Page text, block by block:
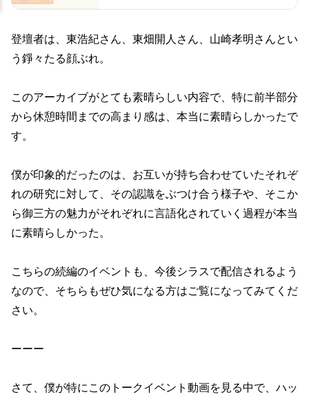
登壇者は、東浩紀さん、東畑開人さん、山崎孝明さんとい
う錚々たる顔ぶれ。
このアーカイブがとても素晴らしい内容で、特に前半部分
から休憩時間までの高まり感は、本当に素晴らしかったで
す。
僕が印象的だったのは、お互いが持ち合わせていたそれぞ
れの研究に対して、その認識をぶつけ合う様子や、そこか
ら御三方の魅力がそれぞれに言語化されていく過程が本当
に素晴らしかった。
こちらの続編のイベントも、今後シラスで配信されるよう
なので、そちらもぜひ気になる方はご覧になってみてくだ
さい。
ーーー
さて、僕が特にこのトークイベント動画を見る中で、ハッ